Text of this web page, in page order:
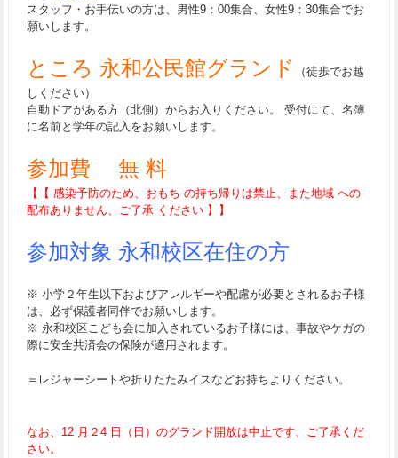
スタッフ・お手伝いの方は、男性9：00集合、女性9：30集合でお
願いします。
ところ 永和公民館グランド
（徒歩でお越
しください）
自動ドアがある方（北側）からお入りください。 受付にて、名簿
に名前と学年の記入をお願いします。
参加費 無 料
【【 感染予防のため、おもち の持ち帰りは禁止、また地域 への
配布ありません、ご了承 ください 】】
参加対象 永和校区在住の方
※ 小学２年生以下およびアレルギーや配慮が必要とされるお子様
は、必ず保護者同伴でお願いします。
※ 永和校区こども会に加入されているお子様には、事故やケガの
際に安全共済会の保険が適用されます。
＝レジャーシートや折りたたみイスなどお持ちよりください。
なお、12 月２4 日（日）のグランド開放は中止です、ご了承くだ
さい。